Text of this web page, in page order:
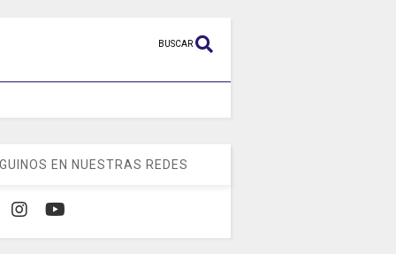
BUSCAR
EN NUESTRAS REDES